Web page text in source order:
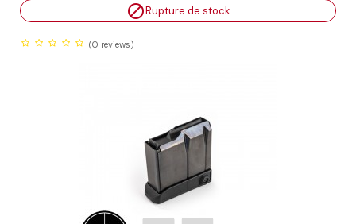
Rupture de stock
(0 reviews)